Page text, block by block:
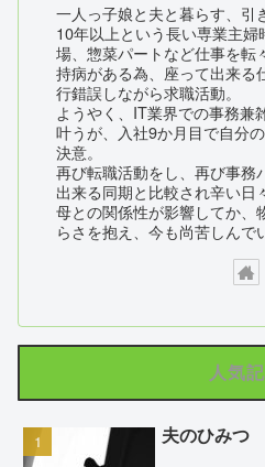
一人っ子娘と夫と暮らす、引
10年以上という長い専業主
場、惣菜パートなど仕事を転
持病がある為、座って出来る
行錯誤しながら求職活動。
ようやく、IT業界での事務兼
叶うが、入社9か月目で自分
決意。
再び転職活動をし、再び事務
出来る同期と比較され辛い日
母との関係性が影響してか、
らさを抱え、今も尚苦しんで
人気
夫のひみつ